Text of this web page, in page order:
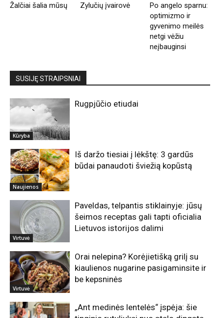
Žalčiai šalia mūsų Zylučių įvairovė
Po angelo sparnu:
optimizmo ir
gyvenimo meilės
netgi vėžiu
neįbauginsi
SUSIJĘ STRAIPSNIAI
Kūryba
Rugpjūčio etiudai
Naujienos
Iš daržo tiesiai į lėkštę: 3 gardūs
būdai panaudoti šviežią kopūstą
Virtuvė
Paveldas, telpantis stiklainyje: jūsų
šeimos receptas gali tapti oficialia
Lietuvos istorijos dalimi
Virtuvė
Orai nelepina? Korėjietišką grilį su
kiaulienos nugarine pasigaminsite ir
be kepsninės
„Ant medinės lentelės“ įspėja: šie